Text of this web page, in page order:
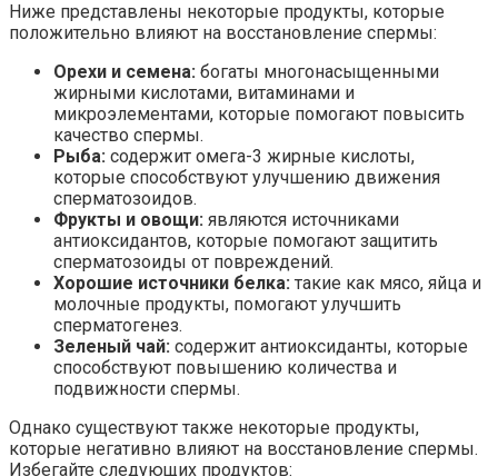
Ниже представлены некоторые продукты, которые
положительно влияют на восстановление спермы:
Орехи и семена: богаты многонасыщенными
жирными кислотами, витаминами и
микроэлементами, которые помогают повысить
качество спермы.
Рыба: содержит омега-3 жирные кислоты,
которые способствуют улучшению движения
сперматозоидов.
Фрукты и овощи: являются источниками
антиоксидантов, которые помогают защитить
сперматозоиды от повреждений.
Хорошие источники белка: такие как мясо, яйца и
молочные продукты, помогают улучшить
сперматогенез.
Зеленый чай: содержит антиоксиданты, которые
способствуют повышению количества и
подвижности спермы.
Однако существуют также некоторые продукты,
которые негативно влияют на восстановление спермы.
Избегайте следующих продуктов: